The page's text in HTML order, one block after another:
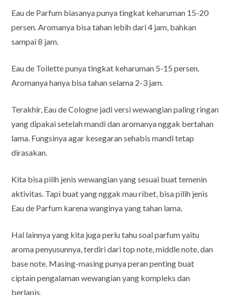
Eau de Parfum biasanya punya tingkat keharuman 15-20
persen. Aromanya bisa tahan lebih dari 4 jam, bahkan
sampai 8 jam.
Eau de Toilette punya tingkat keharuman 5-15 persen.
Aromanya hanya bisa tahan selama 2-3 jam.
Terakhir, Eau de Cologne jadi versi wewangian paling ringan
yang dipakai setelah mandi dan aromanya nggak bertahan
lama. Fungsinya agar kesegaran sehabis mandi tetap
dirasakan.
Kita bisa pilih jenis wewangian yang sesuai buat temenin
aktivitas. Tapi buat yang nggak mau ribet, bisa pilih jenis
Eau de Parfum karena wanginya yang tahan lama.
Hal lainnya yang kita juga perlu tahu soal parfum yaitu
aroma penyusunnya, terdiri dari top note, middle note, dan
base note. Masing-masing punya peran penting buat
ciptain pengalaman wewangian yang kompleks dan
berlapis.